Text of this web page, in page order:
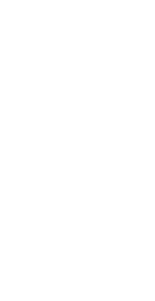
reality shows y